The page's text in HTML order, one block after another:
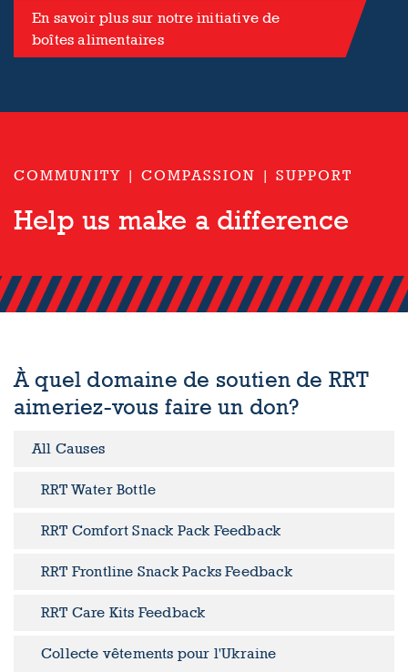
En savoir plus sur notre initiative de
boîtes alimentaires
COMMUNITY | COMPASSION | SUPPORT
Help us make a difference
À quel domaine de soutien de RRT
aimeriez-vous faire un don?
All Causes
RRT Water Bottle
RRT Comfort Snack Pack Feedback
RRT Frontline Snack Packs Feedback
RRT Care Kits Feedback
Collecte vêtements pour l'Ukraine